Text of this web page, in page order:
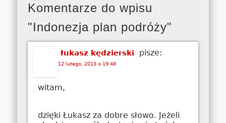
Komentarze do wpisu
"Indonezja plan podróży"
łukasz kędzierski pisze:
12 lutego, 2013 o 19:48
witam,
dzięki Łukasz za dobre słowo. Jeżeli